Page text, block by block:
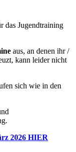
das Jugendtraining
aus, an denen ihr /
kann leider nicht
sich wie in den
2026 HIER